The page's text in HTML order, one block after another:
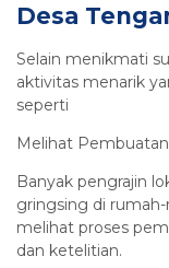
Desa
Selain menikmati
aktivitas menarik
seperti
Melihat
Banyak pengrajin
gringsing di
melihat proses
dan ketelitian.